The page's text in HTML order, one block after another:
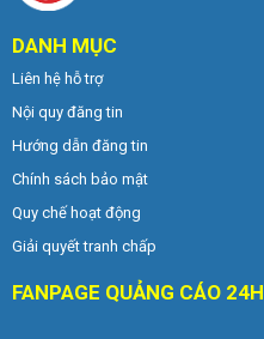
DANH MỤC
Liên hệ hỗ trợ
Nội quy đăng tin
Hướng dẫn đăng tin
Chính sách bảo mật
Quy chế hoạt động
Giải quyết tranh chấp
FANPAGE QUẢNG CÁO 24H